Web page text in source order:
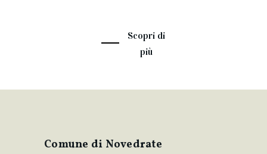
Scopri di
più
Comune di Novedrate